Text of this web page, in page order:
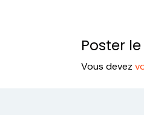
Poster
Vous devez